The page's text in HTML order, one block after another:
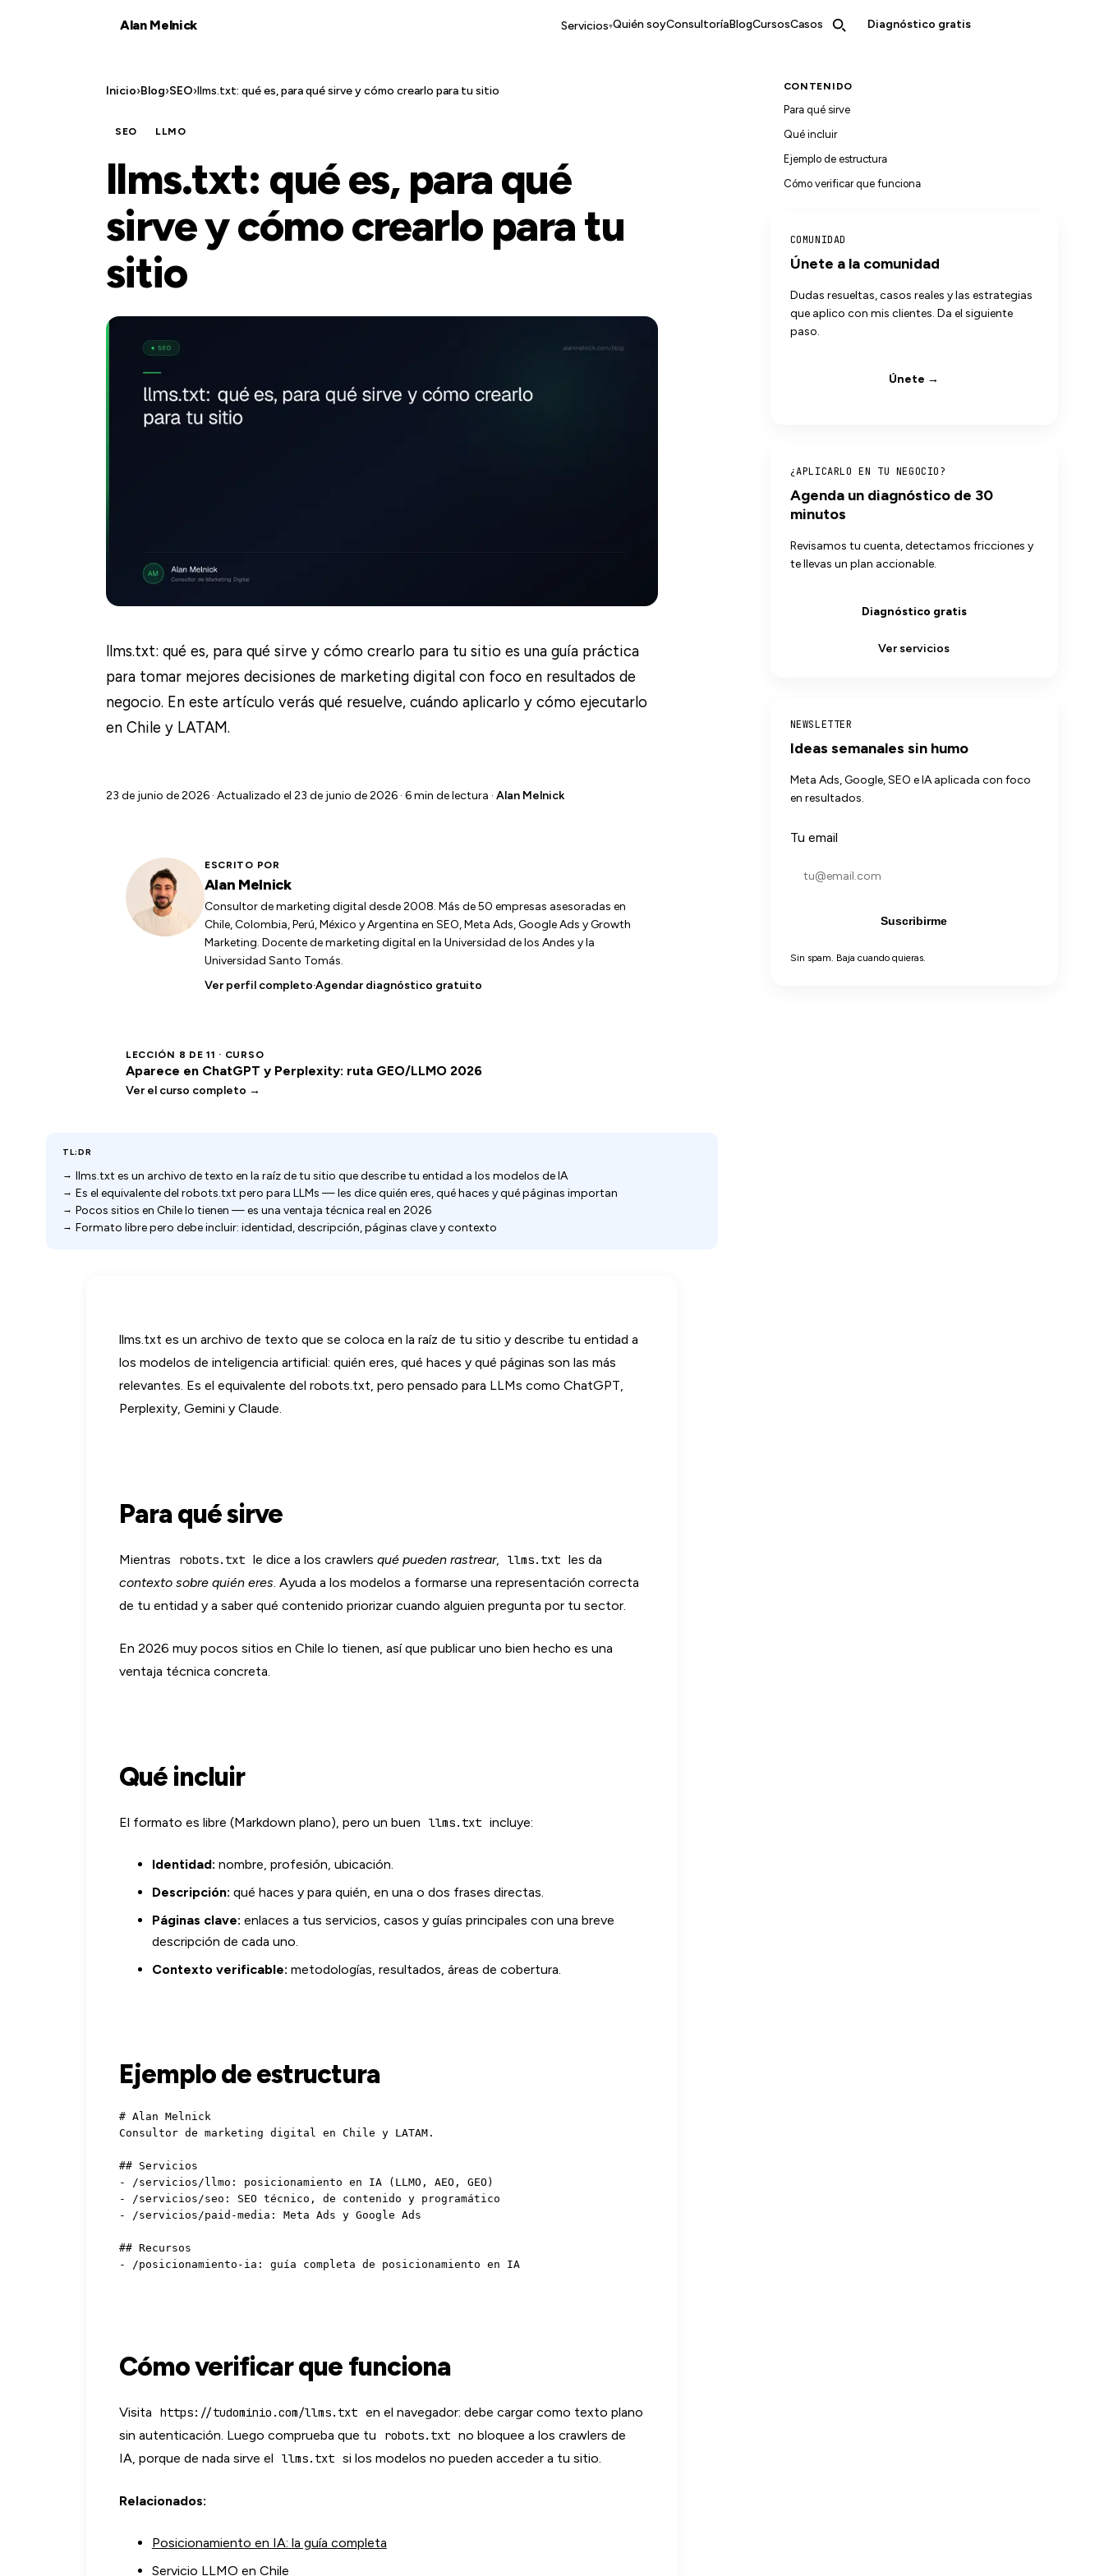
Alan Melnick Servicios▾Quién soyConsultoríaBlogCursosCasos Diagnóstico gratis
CONTENIDO
Para qué sirve
Qué incluir
Ejemplo de estructura
Cómo verificar que funciona
COMUNIDAD
Únete a la comunidad
Dudas resueltas, casos reales y las estrategias
que aplico con mis clientes. Da el siguiente
paso.
Únete →
¿APLICARLO EN TU NEGOCIO?
Agenda un diagnóstico de 30
minutos
Revisamos tu cuenta, detectamos fricciones y
te llevas un plan accionable.
Diagnóstico gratis
Ver servicios
NEWSLETTER
Ideas semanales sin humo
Meta Ads, Google, SEO e IA aplicada con foco
en resultados.
Tu email
Suscribirme
Sin spam. Baja cuando quieras.
Inicio›Blog›SEO›llms.txt: qué es, para qué sirve y cómo crearlo para tu sitio
SEO LLMO
llms.txt: qué es, para qué
sirve y cómo crearlo para tu
sitio
llms.txt: qué es, para qué sirve y cómo crearlo para tu sitio es una guía práctica
para tomar mejores decisiones de marketing digital con foco en resultados de
negocio. En este artículo verás qué resuelve, cuándo aplicarlo y cómo ejecutarlo
en Chile y LATAM.
23 de junio de 2026 · Actualizado el 23 de junio de 2026 · 6 min de lectura · Alan Melnick
ESCRITO POR
Alan Melnick
Consultor de marketing digital desde 2008. Más de 50 empresas asesoradas en
Chile, Colombia, Perú, México y Argentina en SEO, Meta Ads, Google Ads y Growth
Marketing. Docente de marketing digital en la Universidad de los Andes y la
Universidad Santo Tomás.
Ver perfil completo·Agendar diagnóstico gratuito
LECCIÓN 8 DE 11 · CURSO
Aparece en ChatGPT y Perplexity: ruta GEO/LLMO 2026
Ver el curso completo →
TL;DR
llms.txt es un archivo de texto en la raíz de tu sitio que describe tu entidad a los modelos de IA
Es el equivalente del robots.txt pero para LLMs — les dice quién eres, qué haces y qué páginas importan
Pocos sitios en Chile lo tienen — es una ventaja técnica real en 2026
Formato libre pero debe incluir: identidad, descripción, páginas clave y contexto
llms.txt es un archivo de texto que se coloca en la raíz de tu sitio y describe tu entidad a
los modelos de inteligencia artificial: quién eres, qué haces y qué páginas son las más
relevantes. Es el equivalente del robots.txt, pero pensado para LLMs como ChatGPT,
Perplexity, Gemini y Claude.
Para qué sirve
Mientras robots.txt le dice a los crawlers qué pueden rastrear, llms.txt les da
contexto sobre quién eres. Ayuda a los modelos a formarse una representación correcta
de tu entidad y a saber qué contenido priorizar cuando alguien pregunta por tu sector.
En 2026 muy pocos sitios en Chile lo tienen, así que publicar uno bien hecho es una
ventaja técnica concreta.
Qué incluir
El formato es libre (Markdown plano), pero un buen llms.txt incluye:
Identidad: nombre, profesión, ubicación.
Descripción: qué haces y para quién, en una o dos frases directas.
Páginas clave: enlaces a tus servicios, casos y guías principales con una breve
descripción de cada uno.
Contexto verificable: metodologías, resultados, áreas de cobertura.
Ejemplo de estructura
# Alan Melnick
Consultor de marketing digital en Chile y LATAM.
## Servicios
- /servicios/llmo: posicionamiento en IA (LLMO, AEO, GEO)
- /servicios/seo: SEO técnico, de contenido y programático
- /servicios/paid-media: Meta Ads y Google Ads
## Recursos
- /posicionamiento-ia: guía completa de posicionamiento en IA
Cómo verificar que funciona
Visita https://tudominio.com/llms.txt en el navegador: debe cargar como texto plano
sin autenticación. Luego comprueba que tu
robots.txt no bloquee a los crawlers de
IA, porque de nada sirve el
llms.txt si los modelos no pueden acceder a tu sitio.
Relacionados:
Posicionamiento en IA: la guía completa
Servicio LLMO en Chile